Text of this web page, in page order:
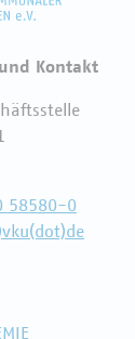
Kontakt
58580-0